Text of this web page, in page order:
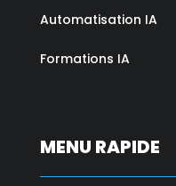
Automatisation IA
Formations IA
MENU RAPIDE